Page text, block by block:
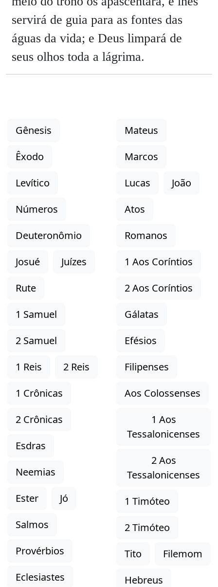
servirá de guia para as fontes das
águas da vida; e Deus limpará de
seus olhos toda a lágrima.
Gênesis
Êxodo
Levítico
Números
Deuteronômio
Josué
Juízes
Rute
1 Samuel
2 Samuel
1 Reis
2 Reis
1 Crônicas
2 Crônicas
Esdras
Neemias
Ester
Jó
Salmos
Provérbios
Eclesiastes
Mateus
Marcos
Lucas
João
Atos
Romanos
1 Aos Coríntios
2 Aos Coríntios
Gálatas
Efésios
Filipenses
Aos Colossenses
1 Aos
Tessalonicenses
2 Aos
Tessalonicenses
1 Timóteo
2 Timóteo
Tito
Filemom
Hebreus